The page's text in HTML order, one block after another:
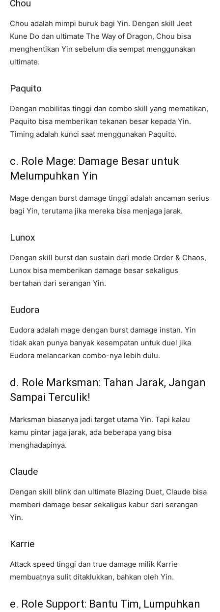
Chou
Chou adalah mimpi buruk bagi Yin. Dengan skill Jeet
Kune Do dan ultimate The Way of Dragon, Chou bisa
menghentikan Yin sebelum dia sempat menggunakan
ultimate.
Paquito
Dengan mobilitas tinggi dan combo skill yang mematikan,
Paquito bisa memberikan tekanan besar kepada Yin.
Timing adalah kunci saat menggunakan Paquito.
c. Role Mage: Damage Besar untuk
Melumpuhkan Yin
Mage dengan burst damage tinggi adalah ancaman serius
bagi Yin, terutama jika mereka bisa menjaga jarak.
Lunox
Dengan skill burst dan sustain dari mode Order & Chaos,
Lunox bisa memberikan damage besar sekaligus
bertahan dari serangan Yin.
Eudora
Eudora adalah mage dengan burst damage instan. Yin
tidak akan punya banyak kesempatan untuk duel jika
Eudora melancarkan combo-nya lebih dulu.
d. Role Marksman: Tahan Jarak, Jangan
Sampai Terculik!
Marksman biasanya jadi target utama Yin. Tapi kalau
kamu pintar jaga jarak, ada beberapa yang bisa
menghadapinya.
Claude
Dengan skill blink dan ultimate Blazing Duet, Claude bisa
memberi damage besar sekaligus kabur dari serangan
Yin.
Karrie
Attack speed tinggi dan true damage milik Karrie
membuatnya sulit ditaklukkan, bahkan oleh Yin.
e. Role Support: Bantu Tim, Lumpuhkan